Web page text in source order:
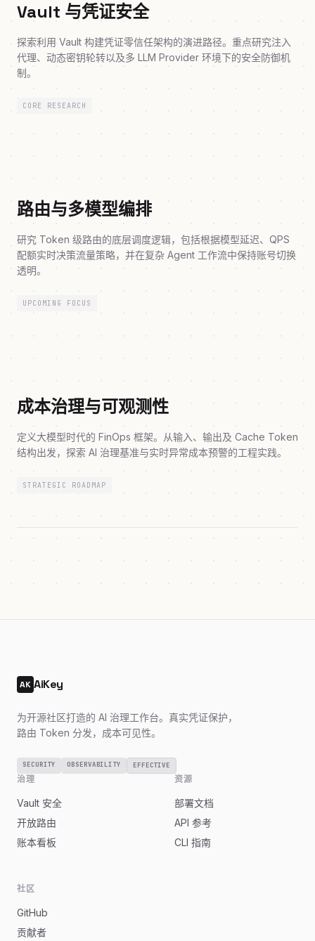
Vault 与凭证安全
探索利用 Vault 构建凭证零信任架构的演进路径。重点研究注入
代理、动态密钥轮转以及多 LLM Provider 环境下的安全防御机
制。
CORE RESEARCH
路由与多模型编排
研究 Token 级路由的底层调度逻辑，包括根据模型延迟、QPS
配额实时决策流量策略，并在复杂 Agent 工作流中保持账号切换
透明。
UPCOMING FOCUS
成本治理与可观测性
定义大模型时代的 FinOps 框架。从输入、输出及 Cache Token
结构出发，探索 AI 治理基准与实时异常成本预警的工程实践。
STRATEGIC ROADMAP
AK AiKey
为开源社区打造的 AI 治理工作台。真实凭证保护，
路由 Token 分发，成本可见性。
SECURITY OBSERVABILITY EFFECTIVE
治理
Vault 安全
开放路由
账本看板
资源
部署文档
API 参考
CLI 指南
社区
GitHub
贡献者